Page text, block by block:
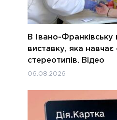
В Івано-Франківську
виставку, яка навчає
стереотипів. Відео
06.08.2026